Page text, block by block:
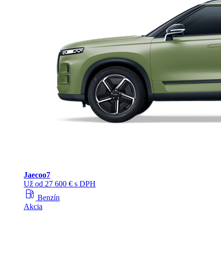
Jaecoo7
Už od 27 600 € s DPH
local_gas_station Benzín
Akcia